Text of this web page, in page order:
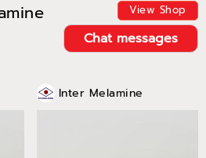
View Shop
Chat messages
Inter Melamine